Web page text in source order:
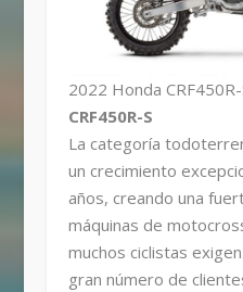
2022 Honda
CRF450R-S
La categoría
un crecimiento
años, creando una
máquinas de
muchos ciclistas
gran número de